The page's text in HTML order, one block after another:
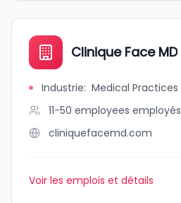
Clinique Face MD
Industrie: Medical Practices
11-50 employees employés
cliniquefacemd.com
Voir les emplois et détails